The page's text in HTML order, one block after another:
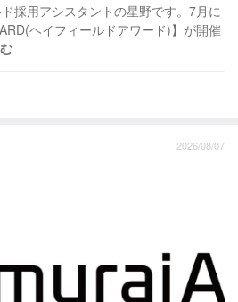
採用アシスタントの星野です。7月に
ヘイフィールドアワード)】が開催
2026/08/07